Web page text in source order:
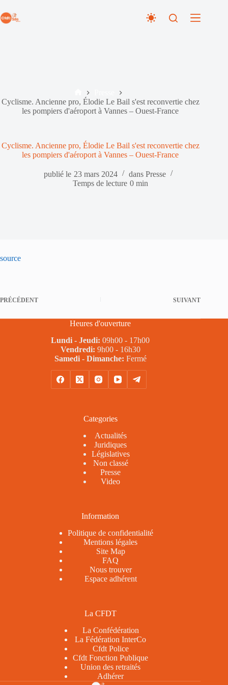
au
contenu
Accueil
Cyclisme. Ancienne pro, Élodie Le Bail s'est reconvertie chez
les pompiers d'aéroport à Vannes – Ouest-France
Cyclisme. Ancienne pro, Élodie Le Bail s'est reconvertie chez
les pompiers d'aéroport à Vannes – Ouest-France
publié le 23 mars 2024 dans Presse
Temps de lecture 0 min
source
PRÉCÉDENT SUIVANT
Heures d'ouverture
Lundi - Jeudi: 09h00 - 17h00
Vendredi: 9h00 - 16h30
Samedi - Dimanche: Fermé
Categories
Actualités
Juridiques
Législatives
Non classé
Presse
Video
Information
Politique de confidentialité
Mentions légales
Site Map
FAQ
Nous trouver
Espace adhérent
La CFDT
La Confédération
La Fédération InterCo
Cfdt Police
Cfdt Fonction Publique
Union des retraités
Adhérer